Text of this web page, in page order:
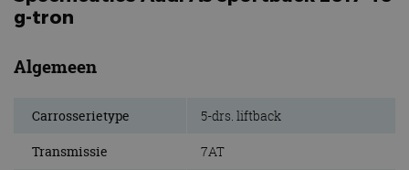
g-tron
Algemeen
Carrosserietype 5-drs. liftback
Transmissie 7AT